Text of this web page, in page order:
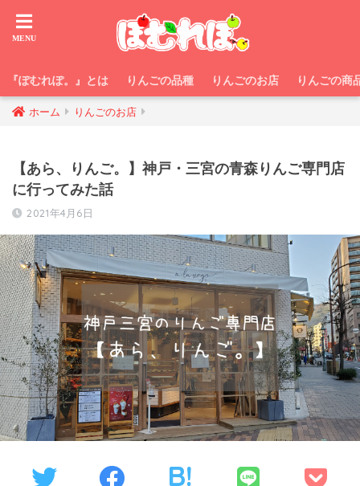
『ぽむれぽ。』とは りんごの品種 りんごのお店 りんごの商
ホーム りんごのお店
【あら、りんご。】神戸・三宮の青森りんご専門店
に行ってみた話
2021年4月6日